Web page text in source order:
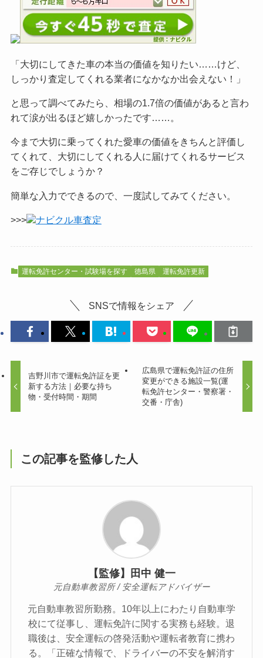
「大切にしてきた車の本当の価値を知りたい……けど、
しっかり査定してくれる業者になかなか出会えない！」
と思って調べてみたら、相場の1.7倍の価値があると言わ
れて涙が出るほど嬉しかったです……。
今まで大切に乗ってくれた愛車の価値をきちんと評価し
てくれて、大切にしてくれる人に届けてくれるサービス
をご存じでしょうか？
簡単な入力でできるので、一度試してみてください。
>>> ナビクル車査定
運転免許センター・試験場を探す 徳島県 運転免許更新
SNSで情報をシェア
吉野川市で運転免許証を更
新する方法｜必要な持ち
物・受付時間・期間
広島県で運転免許証の住所
変更ができる施設一覧(運
転免許センター・警察署・
交番・庁舎)
この記事を監修した人
【監修】田中 健一
元自動車教習所 / 安全運転アドバイザー
元自動車教習所勤務。10年以上にわたり自動車学
校にて従事し、運転免許に関する実務も経験。退
職後は、安全運転の啓発活動や運転者教育に携わ
る。「正確な情報で、ドライバーの不安を解消す